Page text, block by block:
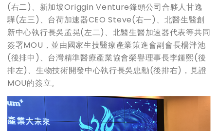
(右二)、新加坡Origgin Venture鋒頭公司合夥人甘逸
驊(左三)、台荷加速器CEO Steve(右一)、北醫生醫創
新中心執行長吳孟晃(左二)、北醫生醫加速器代表等共同
簽署MOU，並由國家生技醫療產業策進會副會長楊泮池
(後排中)、台灣精準醫療產業協會榮譽理事長李鍾熙(後
排左)、生物技術開發中心執行長吳忠勳(後排右)，見證
MOU的簽立。